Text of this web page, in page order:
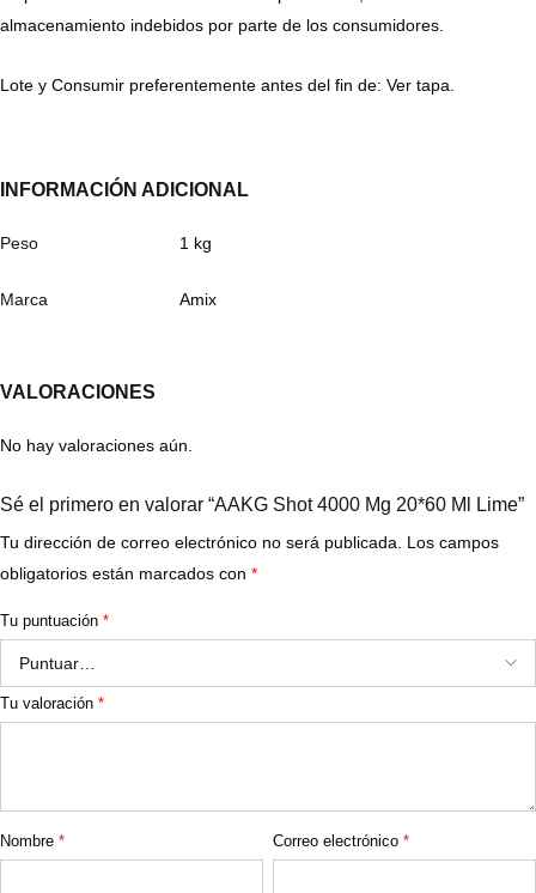
almacenamiento indebidos por parte de los consumidores.
Lote y Consumir preferentemente antes del fin de: Ver tapa.
INFORMACIÓN ADICIONAL
Peso 1 kg
Marca Amix
VALORACIONES
No hay valoraciones aún.
Sé el primero en valorar “AAKG Shot 4000 Mg 20*60 Ml Lime”
Tu dirección de correo electrónico no será publicada. Los campos
obligatorios están marcados con *
Tu puntuación *
Tu valoración *
Nombre * Correo electrónico*